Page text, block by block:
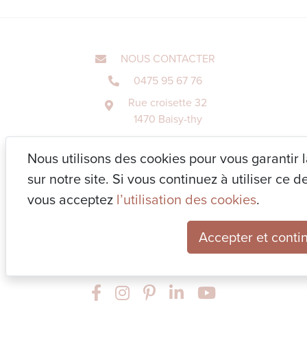
NOUS CONTACTER
0475 95 67 76
Rue croisette 32
1470 Baisy-thy
Nous utilisons des cookies pour vous
sur notre site. Si vous continuez à utiliser ce
vous acceptez l’utilisation des cookies.
Accepter et